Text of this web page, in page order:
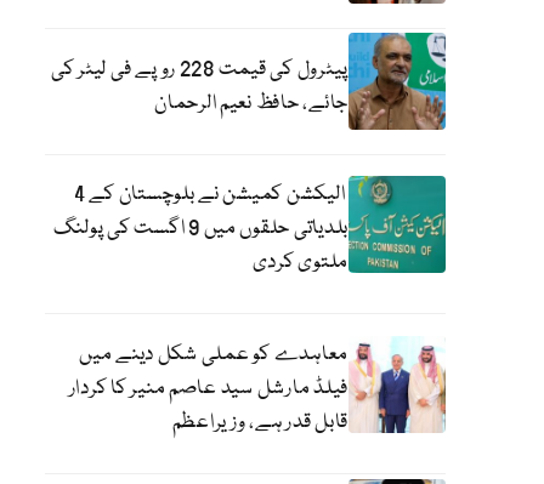
پیٹرول کی قیمت 228 روپے فی لیٹر کی
جائے، حافظ نعیم الرحمان
الیکشن کمیشن نے بلوچستان کے 4
بلدیاتی حلقوں میں 9 اگست کی پولنگ
ملتوی کردی
معاہدے کو عملی شکل دینے میں
فیلڈ مارشل سید عاصم منیر کا کردار
قابل قدر ہے، وزیراعظم